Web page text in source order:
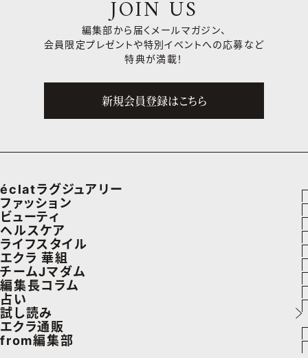
JOIN US
編集部から届くメールマガジン、
会員限定プレゼントや特別イベントへの応募など
特典が満載！
新規会員登録はこちら
éclatラグジュアリー
ラグジュアリーTOPICS
NEOエグゼスタイル
ファッション
ファッションTOPICS
8月の毎日コーデ
50代なに着てる？
ファッション特集
ビューティ
ヘアスタイル・ヘアケア
エイジングケア
メイク
50代ベストコスメ
ヘルスケア
ヘルスケアTOPICS
更年期
ストレッチ・エクササイズ
ダイエット
ライフスタイル
車・家電
ゴルフ
住まい
旅行＆グルメ
エクラ 華組
エクラ 華組メンバー一覧
エクラ 華組ランキング
チームJマダム
ファッション
ビューティ
旅行
編集長コラム
あら、素敵☆ 手帖
占い
イヴルルド遙華の12星座占い
スペシャル占い
試し読み
エクラ通販
from編集部